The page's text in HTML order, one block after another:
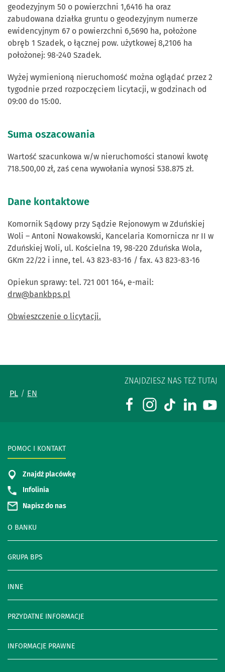
geodezyjnym 50 o powierzchni 1,6416 ha oraz
zabudowana działka gruntu o geodezyjnym numerze
ewidencyjnym 67 o powierzchni 6,5690 ha, położone
obręb 1 Szadek, o łącznej pow. użytkowej 8,2106 ha
położonej: 98-240 Szadek.
Wyżej wymienioną nieruchomość można oglądać przez 2
tygodnie przed rozpoczęciem licytacji, w godzinach od
09:00 do 15:00.
Suma oszacowania
Wartość szacunkowa w/w nieruchomości stanowi kwotę
718.500,00 zł, zaś cena wywołania wynosi 538.875 zł.
Dane kontaktowe
Komornik Sądowy przy Sądzie Rejonowym w Zduńskiej
Woli – Antoni Nowakowski, Kancelaria Komornicza nr II w
Zduńskiej Woli, ul. Kościelna 19, 98-220 Zduńska Wola,
GKm 22/22 i inne, tel. 43 823-83-16 / fax. 43 823-83-16
Opiekun sprawy: tel. 721 001 164, e-mail:
drw@bankbps.pl
Obwieszczenie o licytacji.
PL EN
ZNAJDZIESZ NAS TEŻ TUTAJ
POMOC I KONTAKT
Znajdź placówkę
Infolinia
Napisz do nas
O BANKU
GRUPA BPS
INNE
PRZYDATNE INFORMACJE
INFORMACJE PRAWNE